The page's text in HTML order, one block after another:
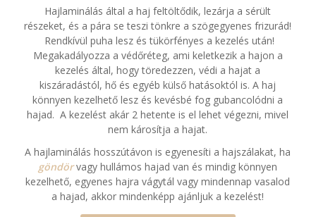
Hajlaminálás által a haj feltöltődik, lezárja a sérült
részeket, és a pára se teszi tönkre a szögegyenes frizurád!
Rendkívül puha lesz és tükörfényes a kezelés után!
Megakadályozza a védőréteg, ami keletkezik a hajon a
kezelés által, hogy töredezzen, védi a hajat a
kiszáradástól, hő és egyéb külső hatásoktól is. A haj
könnyen kezelhető lesz és kevésbé fog gubancolódni a
hajad. A kezelést akár 2 hetente is el lehet végezni, mivel
nem károsítja a hajat.
A hajlaminálás hosszútávon is egyenesíti a hajszálakat, ha
göndör vagy hullámos hajad van és mindig könnyen
kezelhető, egyenes hajra vágytál vagy mindennap vasalod
a hajad, akkor mindenképp ajánljuk a kezelést!